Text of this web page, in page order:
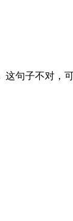
这句子不对，